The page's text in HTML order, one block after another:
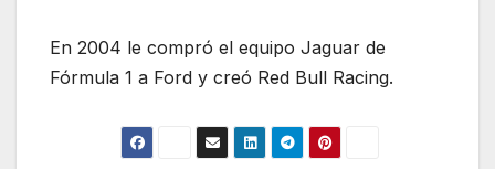
En 2004 le compró el equipo Jaguar de
Fórmula 1 a Ford y creó Red Bull Racing.